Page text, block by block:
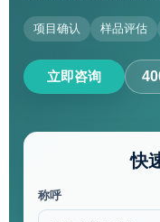
项目确认 样品评估
立即咨询
快
称呼